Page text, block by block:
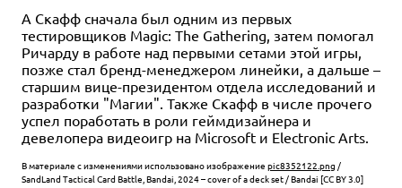
А Скафф сначала был одним из первых
тестировщиков Magic: The Gathering, затем помогал
Ричарду в работе над первыми сетами этой игры,
позже стал бренд-менеджером линейки, а дальше –
старшим вице-президентом отдела исследований и
разработки "Магии". Также Скафф в числе прочего
успел поработать в роли геймдизайнера и
девелопера видеоигр на Microsoft и Electronic Arts.
В материале с изменениями использовано изображение pic8352122.png /
SandLand Tactical Card Battle, Bandai, 2024 – cover of a deck set / Bandai [CC BY 3.0]